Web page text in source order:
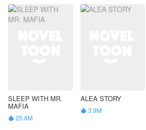
SLEEP WITH MR.
MAFIA
 25.8M
ALEA STORY
 3.9M